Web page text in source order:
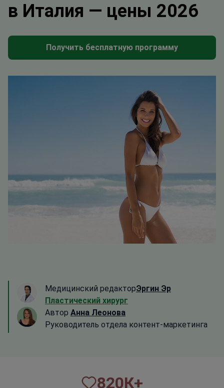
в Италия — цены 2026
Получить бесплатную программу
Медицинский редакторЭргин Эр
Пластический хирург
Автор Анна Леонова
Руководитель отдела контент-маркетинга
820К+